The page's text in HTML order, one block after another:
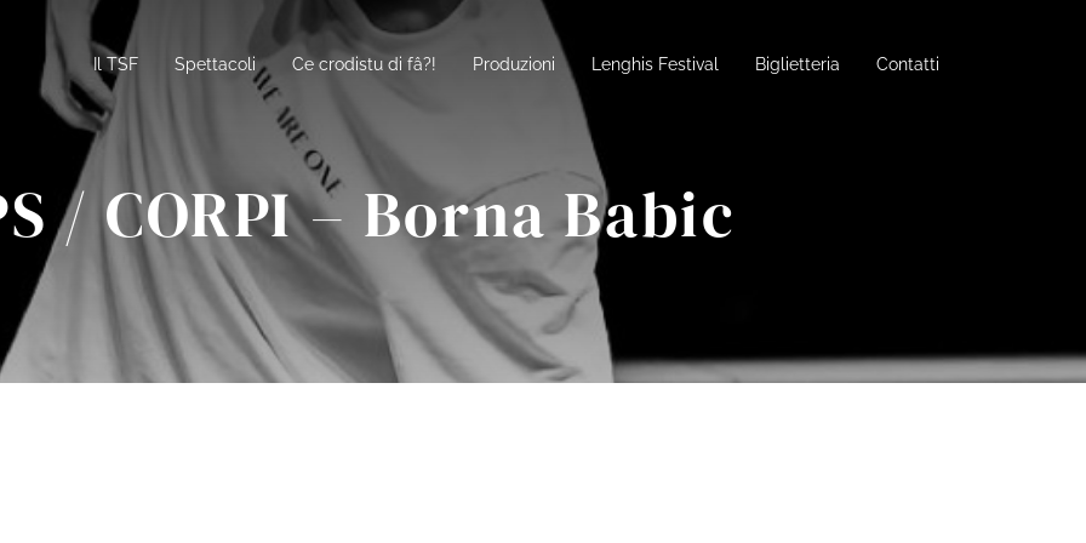
Il TSF Spettacoli Ce crodistu di fâ?! Produzioni Lenghis Festival Biglietteria Contatti
/ CORPI – Borna Babic